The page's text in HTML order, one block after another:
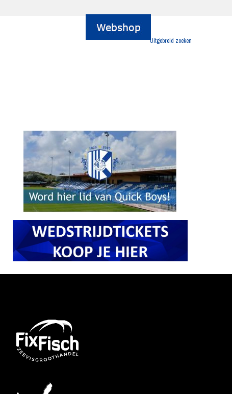
Uitgebreid zoeken